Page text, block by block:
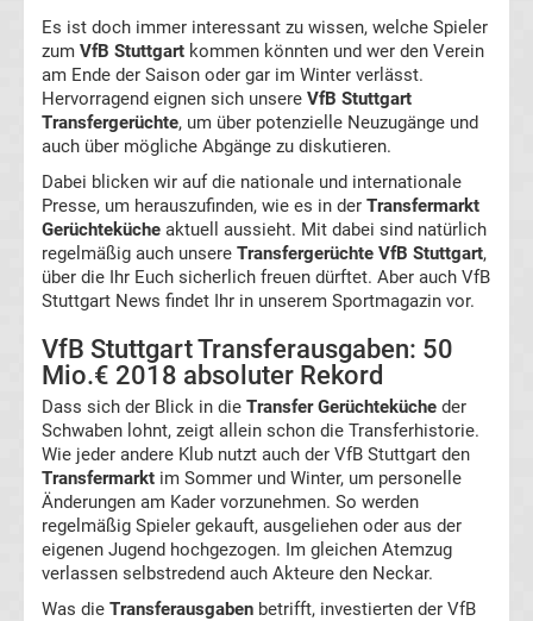
Deutschland
Transfergerüchte
Transfergerüchte
Italien
Transfergerüchte
Spanien
Top-
Aktuell
Bundesliga
Tabelle
Es ist doch immer interessant zu wissen, welche Spieler
zum VfB Stuttgart kommen könnten und wer den Verein
am Ende der Saison oder gar im Winter verlässt.
Hervorragend eignen sich unsere VfB Stuttgart
Transfergerüchte, um über potenzielle Neuzugänge und
auch über mögliche Abgänge zu diskutieren.
Dabei blicken wir auf die nationale und internationale
Presse, um herauszufinden, wie es in der Transfermarkt
Gerüchteküche aktuell aussieht. Mit dabei sind natürlich
regelmäßig auch unsere Transfergerüchte VfB Stuttgart,
über die Ihr Euch sicherlich freuen dürftet. Aber auch VfB
Stuttgart News findet Ihr in unserem Sportmagazin vor.
VfB Stuttgart Transferausgaben: 50
Mio.€ 2018 absoluter Rekord
Dass sich der Blick in die Transfer Gerüchteküche der
Schwaben lohnt, zeigt allein schon die Transferhistorie.
Wie jeder andere Klub nutzt auch der VfB Stuttgart den
Transfermarkt im Sommer und Winter, um personelle
Änderungen am Kader vorzunehmen. So werden
regelmäßig Spieler gekauft, ausgeliehen oder aus der
eigenen Jugend hochgezogen. Im gleichen Atemzug
verlassen selbstredend auch Akteure den Neckar.
Was die Transferausgaben betrifft, investierten der VfB